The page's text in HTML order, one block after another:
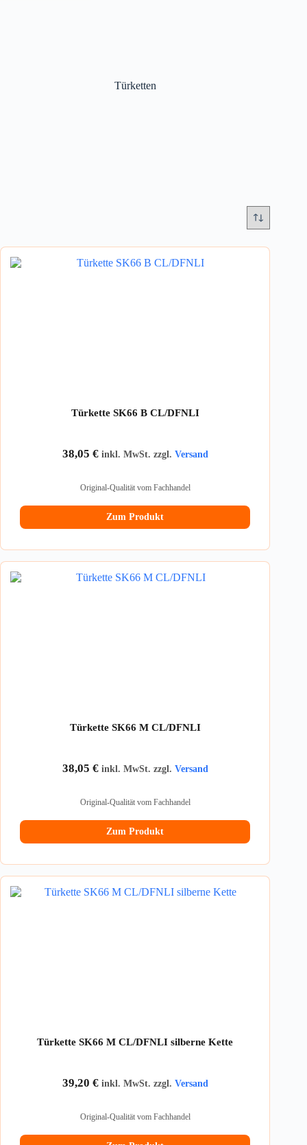
Türketten
Türkette SK66 B CL/DFNLI
38,05 € inkl. MwSt. zzgl. Versand
Original-Qualität vom Fachhandel
Zum Produkt
Türkette SK66 M CL/DFNLI
38,05 € inkl. MwSt. zzgl. Versand
Original-Qualität vom Fachhandel
Zum Produkt
Türkette SK66 M CL/DFNLI silberne Kette
39,20 € inkl. MwSt. zzgl. Versand
Original-Qualität vom Fachhandel